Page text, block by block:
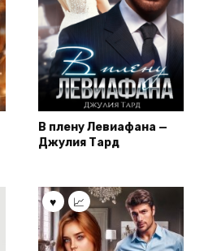
В плену Левиафана —
Джулия Тард